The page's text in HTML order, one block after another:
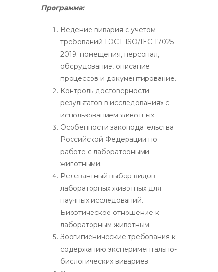
Программа:
Ведение вивария с учетом
требований ГОСТ ISO/IEC 17025-
2019: помещения, персонал,
оборудование, описание
процессов и документирование.
Контроль достоверности
результатов в исследованиях с
использованием животных.
Особенности законодательства
Российской Федерации по
работе с лабораторными
животными.
Релевантный выбор видов
лабораторных животных для
научных исследований.
Биоэтическое отношение к
лабораторным животным.
Зоогигиенические требования к
содержанию экспериментально-
биологических вивариев.